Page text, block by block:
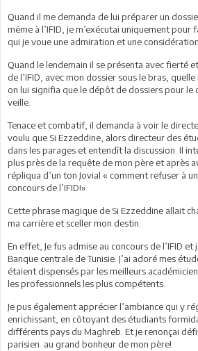
Quand il me demanda de lui préparer un
même à l’IFID, je m’exécutai uniquement pour
qui je voue une admiration et une
Quand le lendemain il se présenta avec fierté
de l’IFID, avec mon dossier sous le bras,
on lui signifia que le dépôt de dossiers pour le
veille.
Tenace et combatif, il demanda à voir le
voulu que Si Ezzeddine, alors directeur des
dans les parages et entendît la discussion. Il
plus près de la requête de mon père et après
répliqua d’un ton Jovial « comment refuser à
concours de l’IFID!»
Cette phrase magique de Si Ezzeddine allait
ma carrière et sceller mon destin.
En effet, Je fus admise au concours de l’IFID
Banque centrale de Tunisie. J’ai adoré mes
étaient dispensés par les meilleurs
les professionnels les plus compétents.
Je pus également apprécier l’ambiance qui y
enrichissant, en côtoyant des étudiants
différents pays du Maghreb. Et je renonçai
parisien au grand bonheur de mon père!